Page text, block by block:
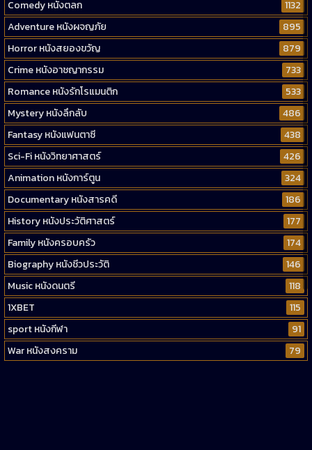
Comedy หนังตลก
1132
Adventure หนังผจญภัย
895
Horror หนังสยองขวัญ
879
Crime หนังอาชญากรรม
733
Romance หนังรักโรแมนติก
533
Mystery หนังลึกลับ
486
Fantasy หนังแฟนตาซี
438
Sci-Fi หนังวิทยาศาสตร์
426
Animation หนังการ์ตูน
324
Documentary หนังสารคดี
186
History หนังประวัติศาสตร์
177
Family หนังครอบครัว
174
Biography หนังชีวประวัติ
146
Music หนังดนตรี
118
1XBET
115
sport หนังกีฬา
91
War หนังสงคราม
79